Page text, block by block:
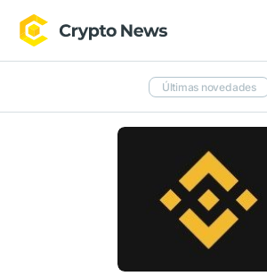
Últimas novedades